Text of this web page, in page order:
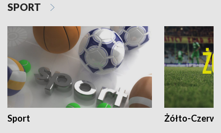
SPORT
Sport Żółto-